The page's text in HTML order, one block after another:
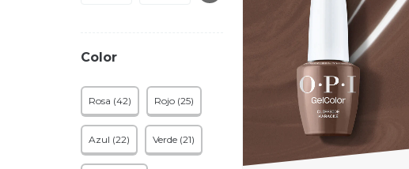
Color
Rosa (42) Rojo (25)
Azul (22) Verde (21)